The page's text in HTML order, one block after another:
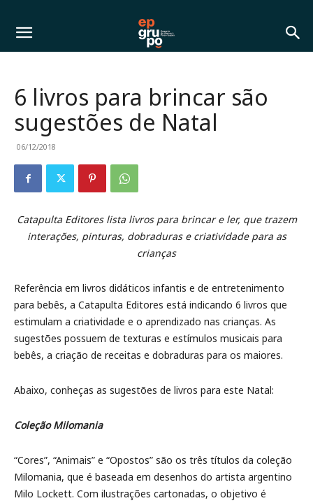
6 livros para brincar são
sugestões de Natal
06/12/2018
Catapulta Editores lista livros para brincar e ler, que trazem
interações, pinturas, dobraduras e criatividade para as
crianças
Referência em livros didáticos infantis e de entretenimento
para bebês, a Catapulta Editores está indicando 6 livros que
estimulam a criatividade e o aprendizado nas crianças. As
sugestões possuem de texturas e estímulos musicais para
bebês, a criação de receitas e dobraduras para os maiores.
Abaixo, conheças as sugestões de livros para este Natal:
Coleção Milomania
“Cores”, “Animais” e “Opostos” são os três títulos da coleção
Milomania, que é baseada em desenhos do artista argentino
Milo Lockett. Com ilustrações cartonadas, o objetivo é